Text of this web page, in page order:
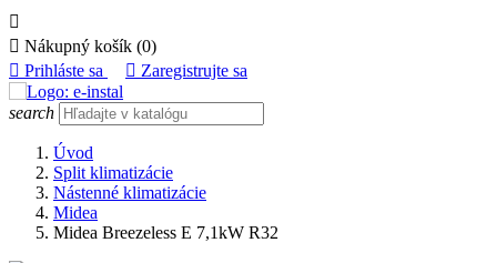

 Nákupný košík (0)
 Prihláste sa  Zaregistrujte sa
search
Úvod
Split klimatizácie
Nástenné klimatizácie
Midea
Midea Breezeless E 7,1kW R32